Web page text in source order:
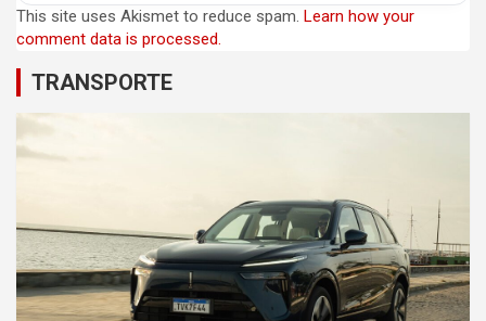
This site uses Akismet to reduce spam. Learn how your
comment data is processed.
TRANSPORTE